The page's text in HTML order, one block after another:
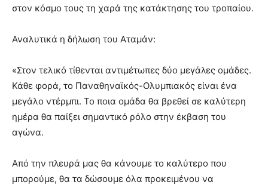
στον κόσμο τους τη χαρά της κατάκτησης του τροπαίου.
Αναλυτικά η δήλωση του Αταμάν:
«Στον τελικό τίθενται αντιμέτωπες δύο μεγάλες ομάδες.
Κάθε φορά, το Παναθηναϊκός-Ολυμπιακός είναι ένα
μεγάλο ντέρμπι. Το ποια ομάδα θα βρεθεί σε καλύτερη
ημέρα θα παίξει σημαντικό ρόλο στην έκβαση του
αγώνα.
Από την πλευρά μας θα κάνουμε το καλύτερο που
μπορούμε, θα τα δώσουμε όλα προκειμένου να